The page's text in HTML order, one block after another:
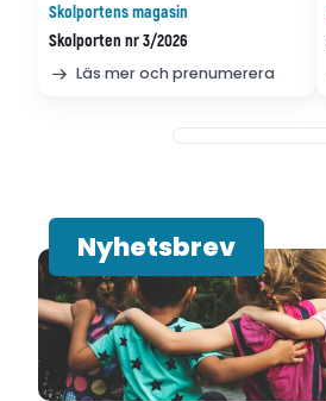
Skolportens magasin
Skolporten nr 3/2026
Läs mer och prenumerera
Nyhetsbrev